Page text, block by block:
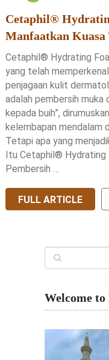
Cetaphil®
Manfaatkan Kuasa
Cetaphil® Hydrating
yang telah
penjagaan kulit
adalah pembersih muka
kepada buih”,
kelembapan mendalam
Tetapi apa yang
Itu Cetaphil® Hydrating
Pembersih …
FULL ARTICLE
Welcome